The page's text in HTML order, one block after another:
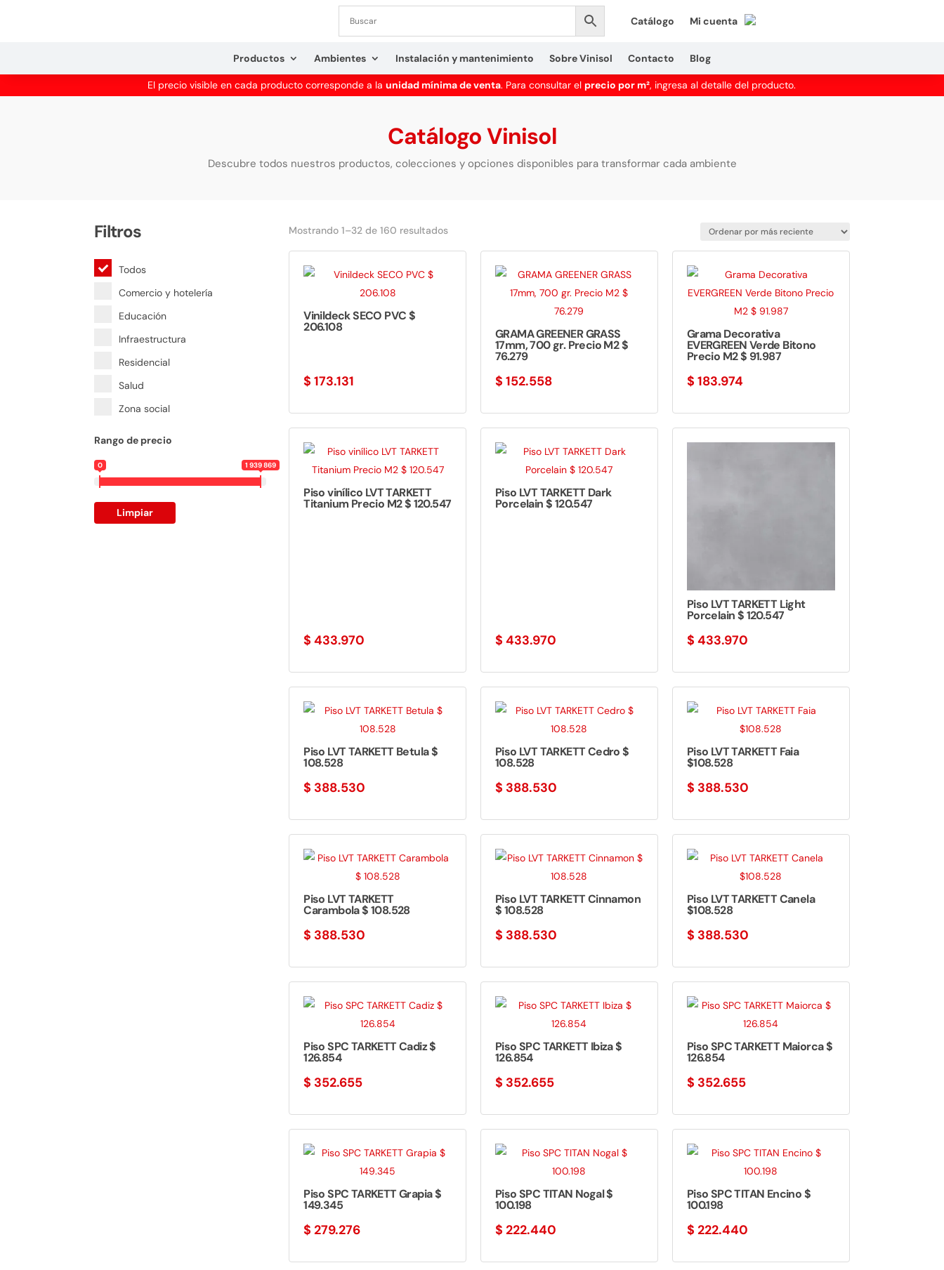
Catálogo Mi cuenta
Productos Ambientes Instalación y mantenimiento Sobre Vinisol Contacto Blog
El precio visible en cada producto corresponde a launidad mínima de venta. Para consultar el precio por m², ingresa al detalle del producto.
Catálogo Vinisol
Descubre todos nuestros productos, colecciones y opciones disponibles para transformar cada ambiente
Filtros
Todos
Comercio y hotelería
Educación
Infraestructura
Residencial
Salud
Zona social
Rango de precio
0 1 939 869
Limpiar
Mostrando 1–32 de 160 resultadosOrdenado
Vinildeck SECO PVC $
206.108
$ 173.131
GRAMA GREENER GRASS
17mm, 700 gr. Precio M2 $
76.279
$ 152.558
Grama Decorativa
EVERGREEN Verde Bitono
Precio M2 $ 91.987
$ 183.974
Piso vinílico LVT TARKETT
Titanium Precio M2 $ 120.547
$ 433.970
Piso LVT TARKETT Dark
Porcelain $ 120.547
$ 433.970
Piso LVT TARKETT Light
Porcelain $ 120.547
$ 433.970
Piso LVT TARKETT Betula $
108.528
$ 388.530
Piso LVT TARKETT Cedro $
108.528
$ 388.530
Piso LVT TARKETT Faia
$108.528
$ 388.530
Piso LVT TARKETT
Carambola $ 108.528
$ 388.530
Piso LVT TARKETT Cinnamon
$ 108.528
$ 388.530
Piso LVT TARKETT Canela
$108.528
$ 388.530
Piso SPC TARKETT Cadiz $
126.854
$ 352.655
Piso SPC TARKETT Ibiza $
126.854
$ 352.655
Piso SPC TARKETT Maiorca $
126.854
$ 352.655
Piso SPC TARKETT Grapia $
149.345
$ 279.276
Piso SPC TITAN Nogal $
100.198
$ 222.440
Piso SPC TITAN Encino $
100.198
$ 222.440